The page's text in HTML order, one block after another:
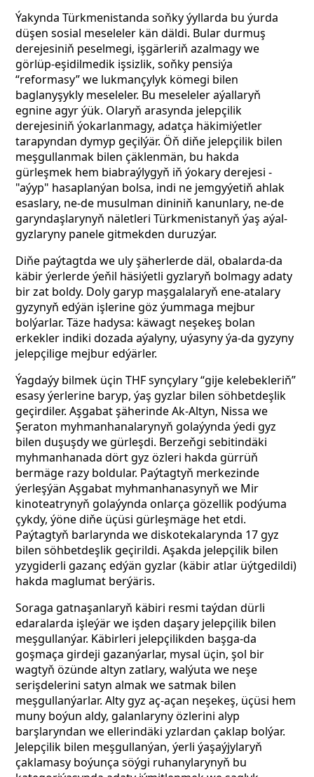
Ýakynda Türkmenistanda soňky ýyllarda bu ýurda
düşen sosial meseleler kän däldi. Bular durmuş
derejesiniň peselmegi, işgärleriň azalmagy we
görlüp-eşidilmedik işsizlik, soňky pensiýa
“reformasy” we lukmançylyk kömegi bilen
baglanyşykly meseleler. Bu meseleler aýallaryň
egnine agyr ýük. Olaryň arasynda jelepçilik
derejesiniň ýokarlanmagy, adatça häkimiýetler
tarapyndan dymyp geçilýär. Öň diňe jelepçilik bilen
meşgullanmak bilen çäklenmän, bu hakda
gürleşmek hem biabraýlygyň iň ýokary derejesi -
"aýyp" hasaplanýan bolsa, indi ne jemgyýetiň ahlak
esaslary, ne-de musulman dininiň kanunlary, ne-de
garyndaşlarynyň näletleri Türkmenistanyň ýaş aýal-
gyzlaryny panele gitmekden duruzýar.
Diňe paýtagtda we uly şäherlerde däl, obalarda-da
käbir ýerlerde ýeňil häsiýetli gyzlaryň bolmagy adaty
bir zat boldy. Doly garyp maşgalalaryň ene-atalary
gyzynyň edýän işlerine göz ýummaga mejbur
bolýarlar. Täze hadysa: käwagt neşekeş bolan
erkekler indiki dozada aýalyny, uýasyny ýa-da gyzyny
jelepçilige mejbur edýärler.
Ýagdaýy bilmek üçin THF synçylary“gije kelebekleriň”
esasy ýerlerine baryp, ýaş gyzlar bilen söhbetdeşlik
geçirdiler. Aşgabat şäherinde Ak-Altyn, Nissa we
Şeraton myhmanhanalarynyň golaýynda ýedi gyz
bilen duşuşdy we gürleşdi. Berzeňgi sebitindäki
myhmanhanada dört gyz özleri hakda gürrüň
bermäge razy boldular. Paýtagtyň merkezinde
ýerleşýän Aşgabat myhmanhanasynyň we Mir
kinoteatrynyň golaýynda onlarça gözellik podýuma
çykdy, ýöne diňe üçüsi gürleşmäge het etdi.
Paýtagtyň barlarynda we diskotekalarynda 17 gyz
bilen söhbetdeşlik geçirildi. Aşakda jelepçilik bilen
yzygiderli gazanç edýän gyzlar (käbir atlar üýtgedildi)
hakda maglumat berýäris.
Soraga gatnaşanlaryň käbiri resmi taýdan dürli
edaralarda işleýär we işden daşary jelepçilik bilen
meşgullanýar. Käbirleri jelepçilikden başga-da
goşmaça girdeji gazanýarlar, mysal üçin, şol bir
wagtyň özünde altyn zatlary, walýuta we neşe
serişdelerini satyn almak we satmak bilen
meşgullanýarlar. Alty gyz aç-açan neşekeş, üçüsi hem
muny boýun aldy, galanlaryny özlerini alyp
barşlaryndan we ellerindäki yzlardan çaklap bolýar.
Jelepçilik bilen meşgullanýan, ýerli ýaşaýjylaryň
çaklamasy boýunça söýgi ruhanylarynyň bu